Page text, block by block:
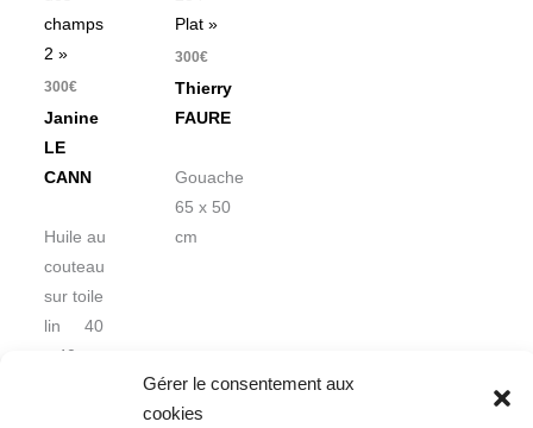
Gérer le consentement aux
cookies
champs
2 »
300€
Janine
LE
CANN
Huile au
couteau
sur toile
lin 40
x 40 cm
Plat »
300€
Thierry
FAURE
Gouache
65 x 50
cm